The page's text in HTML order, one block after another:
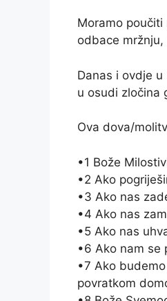
Moramo
odbace
Danas i ovdje
u osudi zločina
Ova dova/
•1 Bože
•2 Ako
•3 Ako nas
•4 Ako nas
•5 Ako nas
•6 Ako nam se
•7 Ako
povratkom